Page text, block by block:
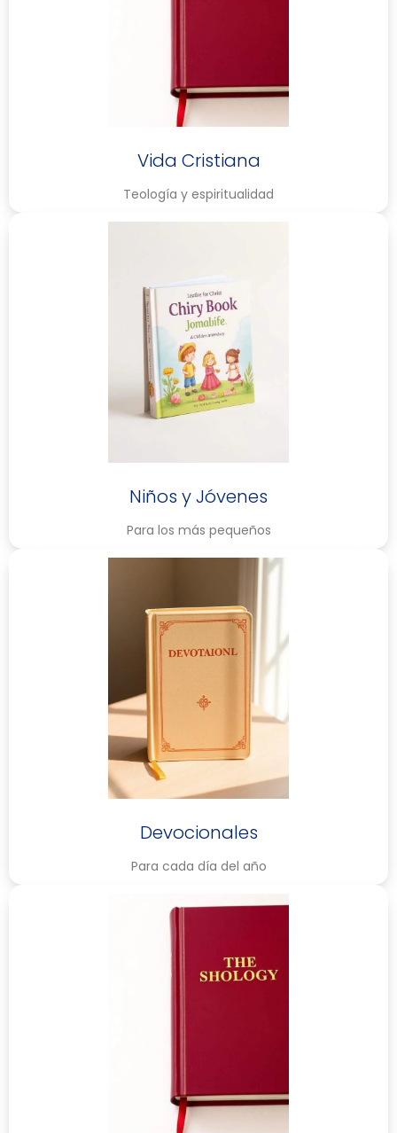
Vida Cristiana
Teología y espiritualidad
Niños y Jóvenes
Para los más pequeños
Devocionales
Para cada día del año